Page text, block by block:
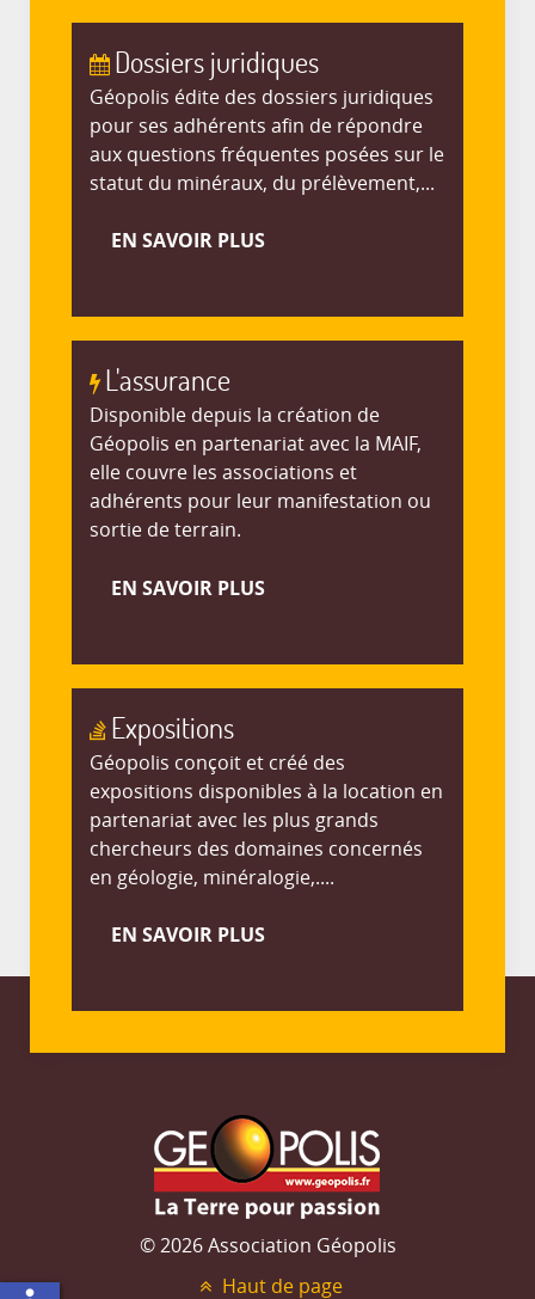
Dossiers juridiques
Géopolis édite des dossiers juridiques
pour ses adhérents afin de répondre
aux questions fréquentes posées sur le
statut du minéraux, du prélèvement,...
EN SAVOIR PLUS
L'assurance
Disponible depuis la création de
Géopolis en partenariat avec la MAIF,
elle couvre les associations et
adhérents pour leur manifestation ou
sortie de terrain.
EN SAVOIR PLUS
Expositions
Géopolis conçoit et créé des
expositions disponibles à la location en
partenariat avec les plus grands
chercheurs des domaines concernés
en géologie, minéralogie,....
EN SAVOIR PLUS
© 2026 Association Géopolis
Haut de page